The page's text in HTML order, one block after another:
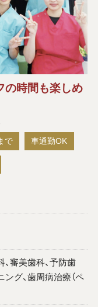
の時間も楽しめ
で 車通勤OK
審美歯科、予防歯
グ、歯周病治療（ペ